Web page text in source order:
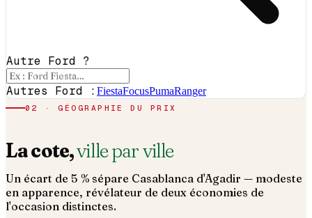
Autre Ford ?
Autres Ford : FiestaFocusPumaRanger
02 · GÉOGRAPHIE DU PRIX
La cote,ville par ville
Un écart de 5 % sépare Casablanca d'Agadir — modeste
en apparence, révélateur de deux économies de
l'occasion distinctes.